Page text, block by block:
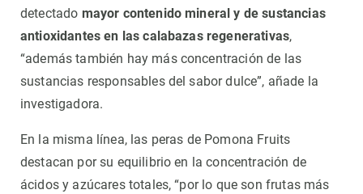
detectado mayor contenido mineral y de sustancias
antioxidantes en las calabazas regenerativas,
“además también hay más concentración de las
sustancias responsables del sabor dulce”, añade la
investigadora.
En la misma línea, las peras de Pomona Fruits
destacan por su equilibrio en la concentración de
ácidos y azúcares totales, “por lo que son frutas más